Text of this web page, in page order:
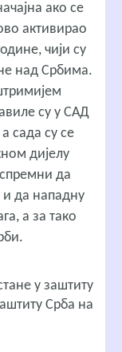
ако се
активирао
чији су
над Србима.
су у САД
сада су се
дијелу
да
да нападну
а за тако
у заштиту
Срба на